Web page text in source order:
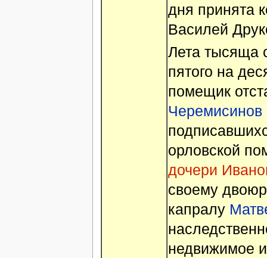
дня принята
Василей
Лета тысяща
пятого на
помещик
Черемисинов
орловской
дочери
своему
капралу
недвижимое